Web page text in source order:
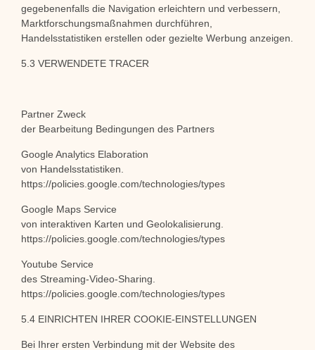
gegebenenfalls die Navigation erleichtern und verbessern,
Marktforschungsmaßnahmen durchführen,
Handelsstatistiken erstellen oder gezielte Werbung anzeigen.
5.3 VERWENDETE TRACER
Partner Zweck
der Bearbeitung Bedingungen des Partners
Google Analytics Elaboration
von Handelsstatistiken.
https://policies.google.com/technologies/types
Google Maps Service
von interaktiven Karten und Geolokalisierung.
https://policies.google.com/technologies/types
Youtube Service
des Streaming-Video-Sharing.
https://policies.google.com/technologies/types
5.4 EINRICHTEN IHRER COOKIE-EINSTELLUNGEN
Bei Ihrer ersten Verbindung mit der Website des